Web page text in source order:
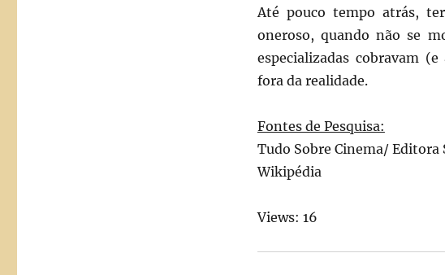
Até pouco tempo atrás,
oneroso, quando não se
especializadas cobravam
fora da realidade.
Fontes de Pesquisa:
Tudo Sobre Cinema/ Editora
Wikipédia
Views: 16